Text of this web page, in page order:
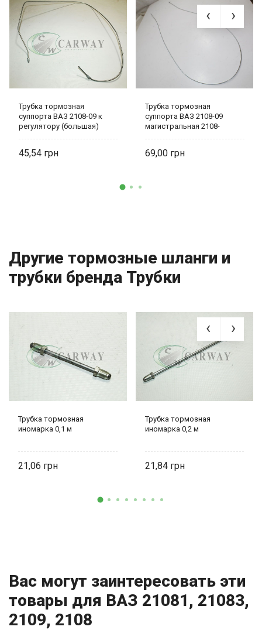
Трубка тормозная
суппорта ВАЗ 2108-09 к
регулятору (большая)
45,54
Трубка тормозная
суппорта ВАЗ 2108-09
магистральная 2108-
69,00
Другие тормозные шланги и
трубки бренда Трубки
Трубка тормозная
иномарка 0,1 м
21,06
Трубка тормозная
иномарка 0,2 м
21,84
Вас могут заинтересовать эти
товары для ВАЗ 21081, 21083,
2109, 2108